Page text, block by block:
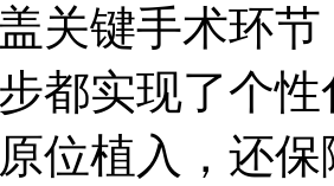
关键手术环
都实现了个
位植入，还